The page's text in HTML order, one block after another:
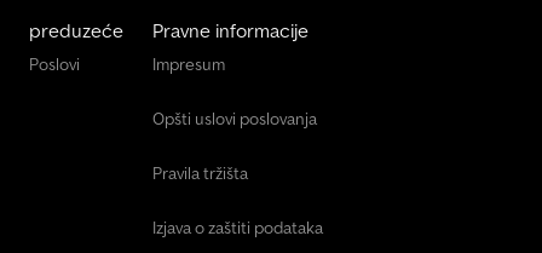
preduzeće
Poslovi
Pravne informacije
Impresum
Opšti uslovi poslovanja
Pravila tržišta
Izjava o zaštiti podataka